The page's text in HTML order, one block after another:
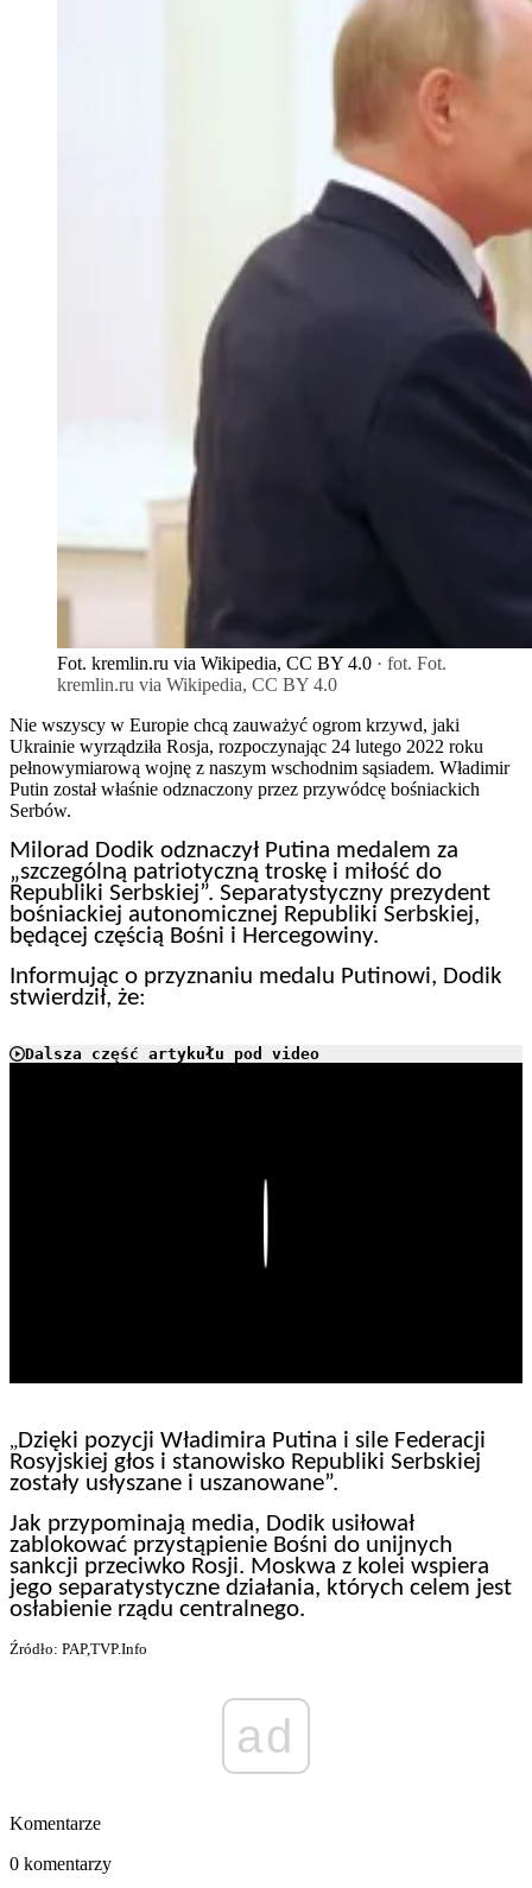
Fot. kremlin.ru via Wikipedia, CC BY 4.0 · fot. Fot.
kremlin.ru via Wikipedia, CC BY 4.0
Nie wszyscy w Europie chcą zauważyć ogrom krzywd, jaki
Ukrainie wyrządziła Rosja, rozpoczynając 24 lutego 2022 roku
pełnowymiarową wojnę z naszym wschodnim sąsiadem. Władimir
Putin został właśnie odznaczony przez przywódcę bośniackich
Serbów.
Milorad Dodik odznaczył Putina medalem za
„szczególną patriotyczną troskę i miłość do
Republiki Serbskiej”. Separatystyczny prezydent
bośniackiej autonomicznej Republiki Serbskiej,
będącej częścią Bośni i Hercegowiny.
Informując o przyznaniu medalu Putinowi, Dodik
stwierdził, że:
Dalsza część artykułu pod video
„Dzięki pozycji Władimira Putina i sile Federacji
Rosyjskiej głos i stanowisko Republiki Serbskiej
zostały usłyszane i uszanowane”.
Jak przypominają media, Dodik usiłował
zablokować przystąpienie Bośni do unijnych
sankcji przeciwko Rosji. Moskwa z kolei wspiera
jego separatystyczne działania, których celem jest
osłabienie rządu centralnego.
Źródło: PAP,TVP.Info
ad
Komentarze
0 komentarzy